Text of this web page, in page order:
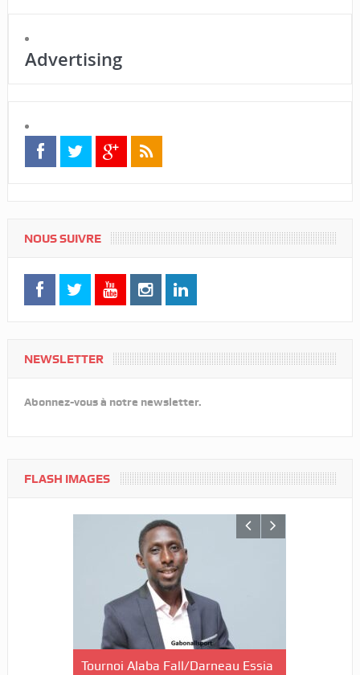
Advertising
NOUS SUIVRE
NEWSLETTER
Abonnez-vous à notre newsletter.
FLASH IMAGES
Tournoi Alaba Fall/Darneau Essia